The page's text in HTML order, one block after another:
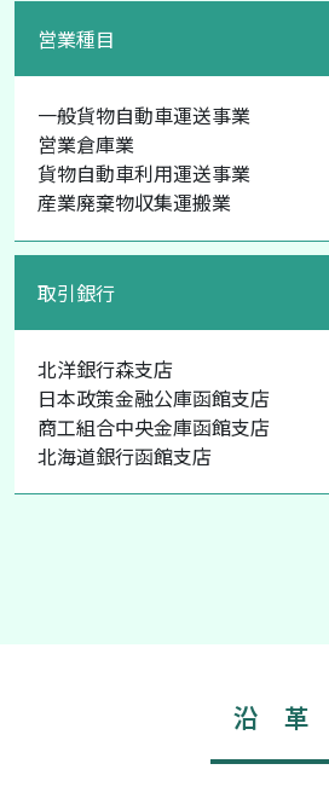
営業種目
一般貨物自動車運送事業
営業倉庫業
貨物自動車利用運送事業
産業廃棄物収集運搬業
取引銀行
北洋銀行森支店
日本政策金融公庫函館支店
商工組合中央金庫函館支店
北海道銀行函館支店
沿 革